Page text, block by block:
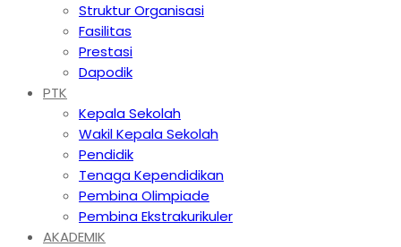
Struktur Organisasi
Fasilitas
Prestasi
Dapodik
PTK
Kepala Sekolah
Wakil Kepala Sekolah
Pendidik
Tenaga Kependidikan
Pembina Olimpiade
Pembina Ekstrakurikuler
AKADEMIK